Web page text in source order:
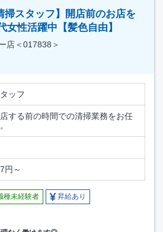
掃スタッフ】開店前のお店を
性活躍中【髪色自由】
店＜017838＞
ッフ
する前の時間での清掃業務をお任
円～
種未経験者 昇給あり